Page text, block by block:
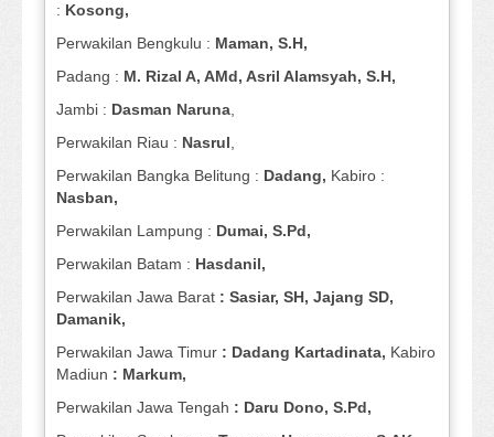
: Kosong,
Perwakilan Bengkulu : Maman, S.H,
Padang : M. Rizal A, AMd, Asril Alamsyah, S.H,
Jambi : Dasman Naruna
Perwakilan Riau : Nasrul
Perwakilan Bangka Belitung : Dadang, Kabiro :
Nasban,
Perwakilan Lampung : Dumai, S.Pd,
Perwakilan Batam : Hasdanil,
Perwakilan Jawa Barat : Sasiar, SH, Jajang SD,
Damanik,
Perwakilan Jawa Timur : Dadang Kartadinata, Kabiro
Madiun : Markum,
Perwakilan Jawa Tengah : Daru Dono, S.Pd,